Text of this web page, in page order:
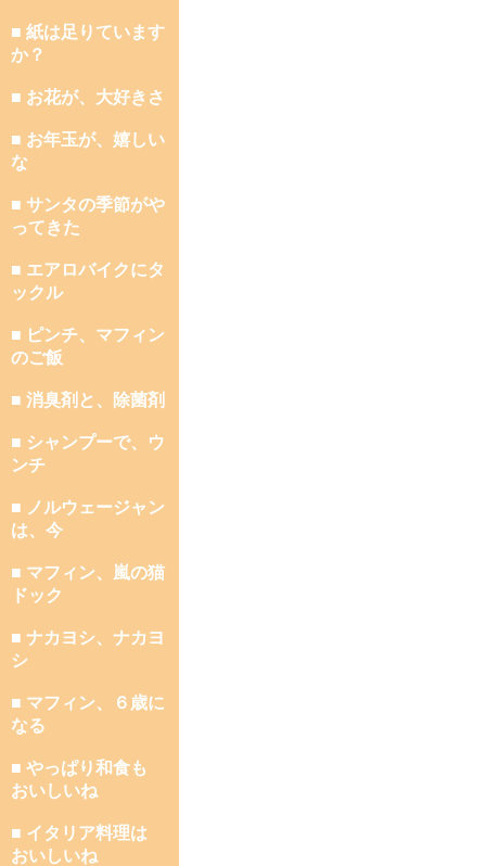
■ 紙は足りています
か？
■ お花が、大好きさ
■ お年玉が、嬉しい
な
■ サンタの季節がや
ってきた
■ エアロバイクにタ
ックル
■ ピンチ、マフィン
のご飯
■ 消臭剤と、除菌剤
■ シャンプーで、ウ
ンチ
■ ノルウェージャン
は、今
■ マフィン、嵐の猫
ドック
■ ナカヨシ、ナカヨ
シ
■ マフィン、６歳に
なる
■ やっぱり和食も
おいしいね
■ イタリア料理は
おいしいね